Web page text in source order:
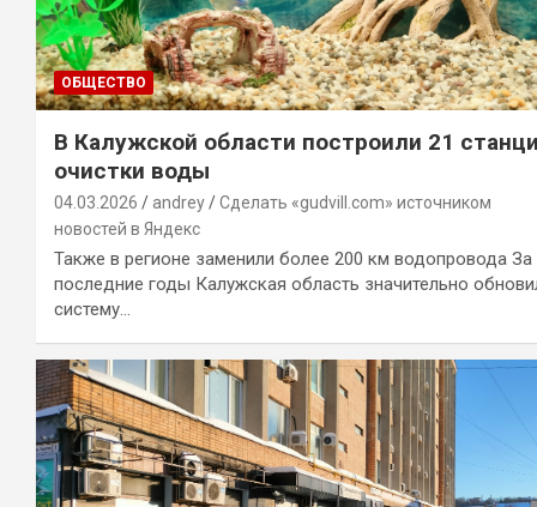
ОБЩЕСТВО
В Калужской области построили 21
очистки воды
04.03.2026 andrey
Сделать «gudvill.com» источником
новостей в Яндекс
Также в регионе заменили более 200 км водопровода За
последние годы Калужская область значительно
систему…